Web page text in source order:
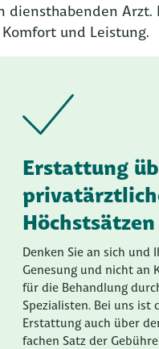
und Leistung.
Erstattung
Höchstsätzen
Denken Sie an sich und
Genesung und nicht an
für die Behandlung
Spezialisten. Bei uns ist
Erstattung auch über
fachen Satz der